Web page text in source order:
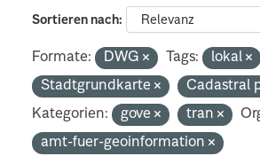
Sortieren nach
Formate: DWG Tags:
lokal
Stadtgrundkarte
Cadastral
Kategorien:
gove tran
amt-fuer-geoinformation